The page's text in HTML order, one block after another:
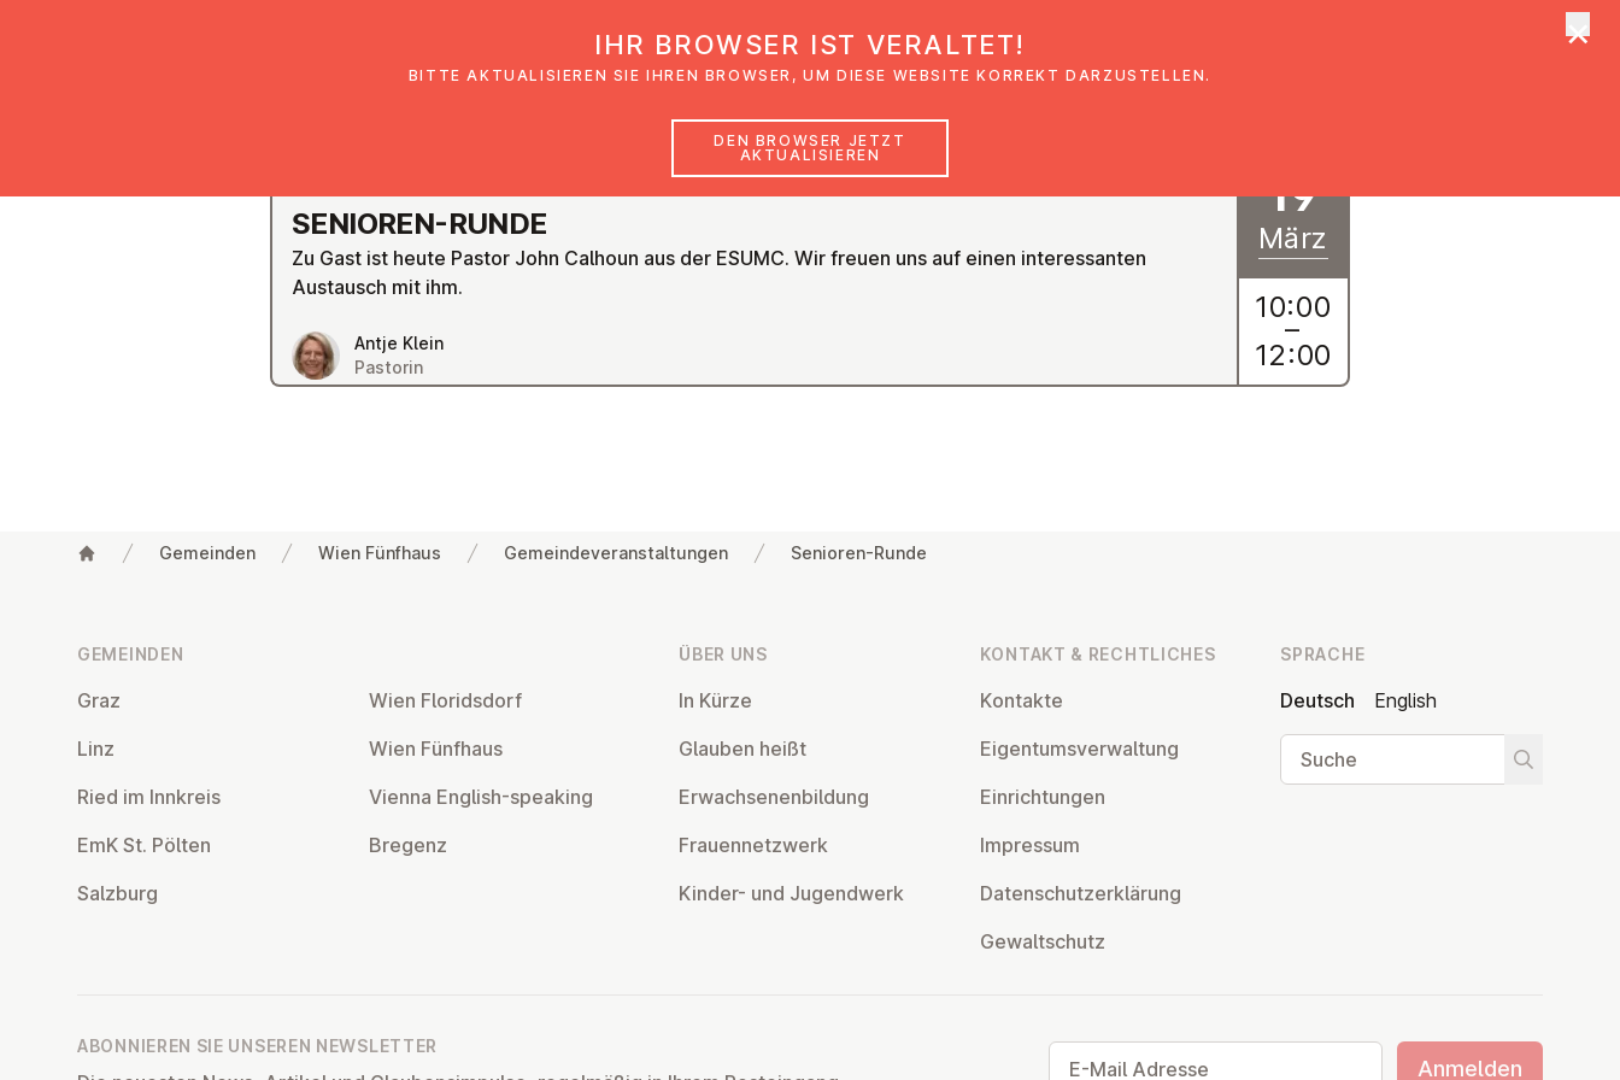
Glaubensimpulse News Veranstaltungen
SENIOREN-RUNDE
Zu Gast ist heute Pastor John Calhoun aus der ESUMC. Wir freuen uns auf einen interessanten
Austausch mit ihm.
Antje Klein
Pastorin
19
März
10:00
–
12:00
Gemeinden Wien Fünfhaus Gemeindeveranstaltungen Senioren-Runde
GEMEINDEN
Graz
Linz
Ried im Innkreis
EmK St. Pölten
Salzburg
Wien Flo­rids­dorf
Wien Fünfhaus
Vienna English-speaking
Bregenz
ÜBER UNS
In Kürze
Glauben heißt
Er­wach­se­nen­bil­dung
Frau­en­netz­werk
Kinder- und Ju­gend­werk
KONTAKT & RECHT­LI­CHES
Kontakte
Ei­gen­tums­ver­wal­tung
Ein­rich­tun­gen
Impressum
Da­ten­schutz­er­klä­rung
Ge­walt­schutz
SPRACHE
Deutsch
English
Suche
Suche
ABONNIEREN SIE UNSEREN NEWSLETTER
Anmelden
IHR BROWSER IST VERALTET!
BITTE AKTUALISIEREN SIE IHREN BROWSER, UM DIESE WEBSITE KORREKT DARZUSTELLEN.
DEN BROWSER JETZT
AKTUALISIEREN
×